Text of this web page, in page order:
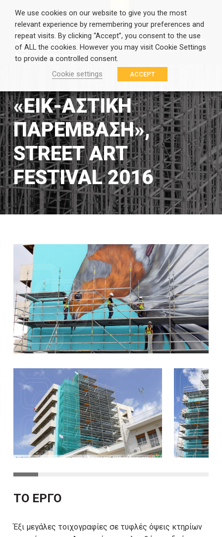
«ΕΙΚ-ΑΣΤΙΚΉ
ΠΑΡΈΜΒΑΣΗ»,
STREET ART
FESTIVAL 2016
ΤΟ ΕΡΓΟ
Έξι μεγάλες τοιχογραφίες σε τυφλές όψεις κτηρίων
We use cookies on our website to give you the most
relevant experience by remembering your preferences and
repeat visits. By clicking “Accept”, you consent to the use
of ALL the cookies. However you may visit Cookie Settings
to provide a controlled consent.
Cookie settings
ACCEPT